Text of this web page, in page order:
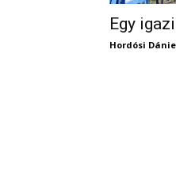
Egy
Hordósi